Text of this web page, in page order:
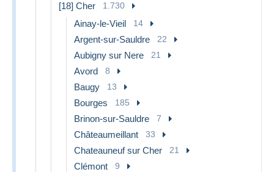
[18] Cher 1.730
Ainay-le-Vieil 14
Argent-sur-Sauldre 22
Aubigny sur Nere 21
Avord 8
Baugy 13
Bourges 185
Brinon-sur-Sauldre 7
Châteaumeillant 33
Chateauneuf sur Cher 21
Clémont 9